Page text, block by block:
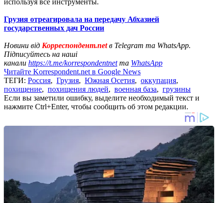
Грузия отреагировала на передачу Абхазией
государственных дач России
Новини від Корреспондент.netв Telegram та WhatsApp.
Підписуйтесь на наші
канали https://t.me/korrespondentnetта WhatsApp
Читайте Korrespondent.net в Google News
ТЕГИ: Россия, Грузия, Южная Осетия, оккупация,
похищение, похищения людей, военная база, грузины
Если вы заметили ошибку, выделите необходимый текст и
нажмите Ctrl+Enter, чтобы сообщить об этом редакции.